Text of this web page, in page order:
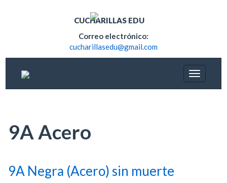
CUCHARILLAS EDU
Correo electrónico:
cucharillasedu@gmail.com
9A Acero
9A Negra (Acero) sin muerte